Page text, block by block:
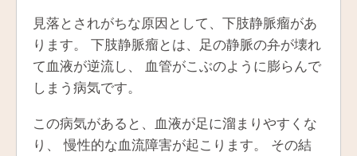
見落とされがちな原因として、下肢静脈瘤があ
ります。 下肢静脈瘤とは、足の静脈の弁が壊れ
て血液が逆流し、 血管がこぶのように膨らんで
しまう病気です。
この病気があると、血液が足に溜まりやすくな
り、 慢性的な血流障害が起こります。 その結